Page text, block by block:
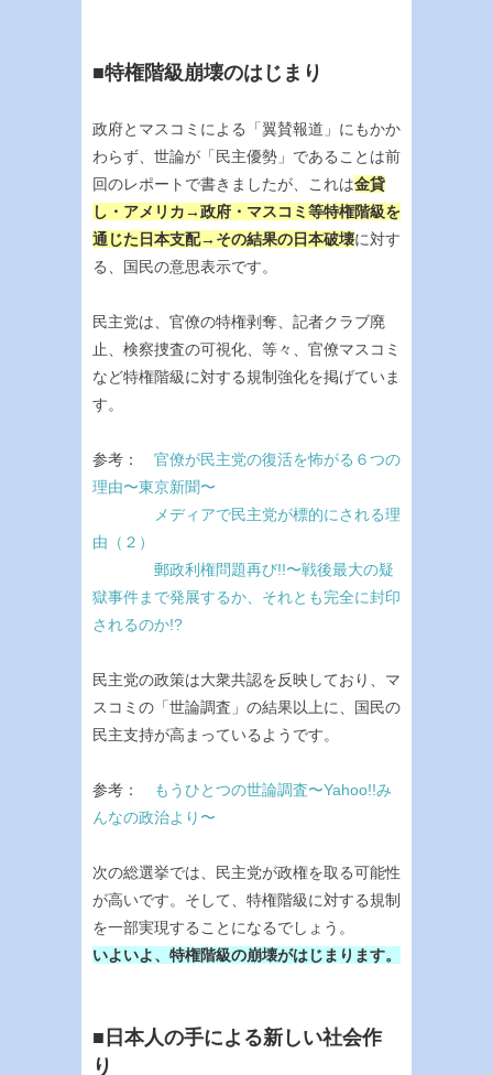
■特権階級崩壊のはじまり
政府とマスコミによる「翼賛報道」にもかか
わらず、世論が「民主優勢」であることは前
回のレポートで書きましたが、これは金貸
し・アメリカ→政府・マスコミ等特権階級を
通じた日本支配→その結果の日本破壊に対す
る、国民の意思表示です。
民主党は、官僚の特権剥奪、記者クラブ廃
止、検察捜査の可視化、等々、官僚マスコミ
など特権階級に対する規制強化を掲げていま
す。
参考： 官僚が民主党の復活を怖がる６つの
理由〜東京新聞〜
メディアで民主党が標的にされる理
由（２）
郵政利権問題再び!!〜戦後最大の疑
獄事件まで発展するか、それとも完全に封印
されるのか!?
民主党の政策は大衆共認を反映しており、マ
スコミの「世論調査」の結果以上に、国民の
民主支持が高まっているようです。
参考：
もうひとつの世論調査〜Yahoo!!み
んなの政治より〜
次の総選挙では、民主党が政権を取る可能性
が高いです。そして、特権階級に対する規制
を一部実現することになるでしょう。
いよいよ、特権階級の崩壊がはじまります。
■日本人の手による新しい社会作
り